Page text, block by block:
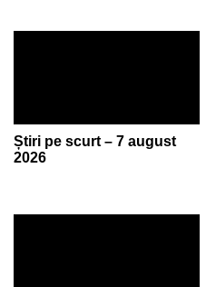
Știri pe scurt – 7 august
2026